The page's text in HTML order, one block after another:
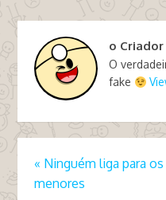
o Criador
O
fake
« Ninguém liga para os
menores